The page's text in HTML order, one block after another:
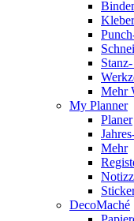
Kleber
Mehr
My Planner
Planer
Mehr
DecoMaché